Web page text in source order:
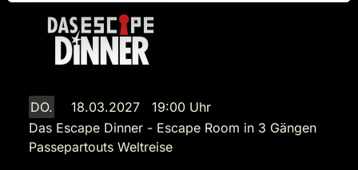
DO.
18.03.2027 19:00 Uhr
Das Escape Dinner - Escape Room in 3 Gängen
Passepartouts Weltreise